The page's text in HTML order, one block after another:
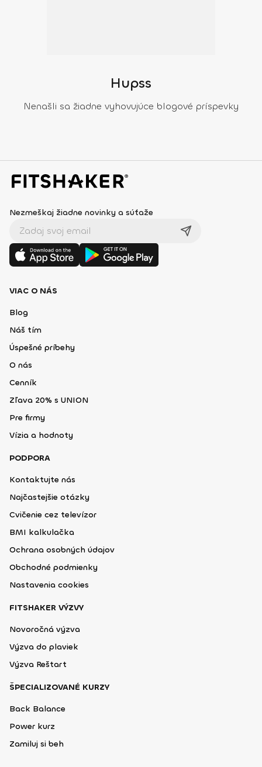
Hupss
Nenašli sa žiadne vyhovujúce blogové príspevky
Nezmeškaj žiadne novinky a súťaže
VIAC O NÁS
Blog
Náš tím
Úspešné príbehy
O nás
Cenník
Zľava 20% s UNION
Pre firmy
Vízia a hodnoty
PODPORA
Kontaktujte nás
Najčastejšie otázky
Cvičenie cez televízor
BMI kalkulačka
Ochrana osobných údajov
Obchodné podmienky
Nastavenia cookies
FITSHAKER VÝZVY
Novoročná výzva
Výzva do plaviek
Výzva Reštart
ŠPECIALIZOVANÉ KURZY
Back Balance
Power kurz
Zamiluj si beh